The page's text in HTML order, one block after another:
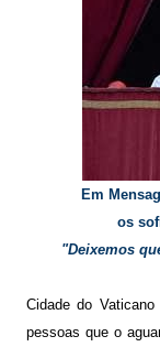
Em
os
"Deixemos
Cidade do
pessoas que o